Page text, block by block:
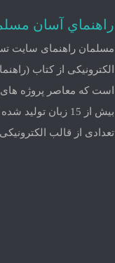
راهنماي آسان
مسلمان راهنمای سایت
الکترونیکی از کتاب
است که معاصر پروژه
بیش از 15 زبان
تعدادی از قالب